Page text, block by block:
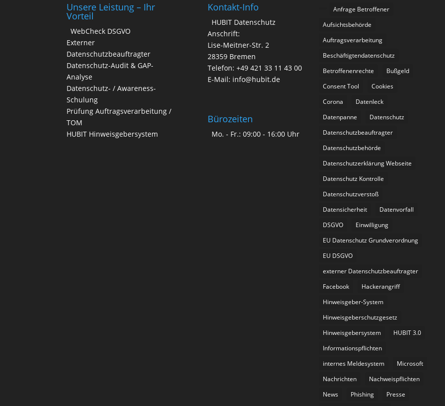
e
Unsere Leistung – Ihr
Vorteil
WebCheck DSGVO
Externer
Datenschutzbeauftragter
Datenschutz-Audit & GAP-
Analyse
Datenschutz- / Awareness-
Schulung
Prüfung Auftragsverarbeitung /
TOM
HUBIT Hinweisgebersystem
Kontakt-Info
HUBIT Datenschutz
Anschrift:
Lise-Meitner-Str. 2
28359 Bremen
Telefon: +49 421 33 11 43 00
E-Mail: info@hubit.de
Bürozeiten
Mo. - Fr.: 09:00 - 16:00 Uhr
Anfrage Betroffener
Aufsichtsbehörde
Auftragsverarbeitung
Beschäftigtendatenschutz
Betroffenenrechte
Bußgeld
Consent Tool
Cookies
Corona
Datenleck
Datenpanne
Datenschutz
Datenschutzbeauftragter
Datenschutzbehörde
Datenschutzerklärung Webseite
Datenschutz Kontrolle
Datenschutzverstoß
Datensicherheit
Datenvorfall
DSGVO
Einwilligung
EU Datenschutz Grundverordnung
EU DSGVO
externer Datenschutzbeauftragter
Facebook
Hackerangriff
Hinweisgeber-System
Hinweisgeberschutzgesetz
Hinweisgebersystem
HUBIT 3.0
Informationspflichten
internes Meldesystem
Microsoft
Nachrichten
Nachweispflichten
News
Phishing
Presse